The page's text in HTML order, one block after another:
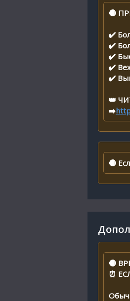
🔴
✔️
✔️
✔️
✔️
✔️
👑
➡️
🔴
🔴
⏰